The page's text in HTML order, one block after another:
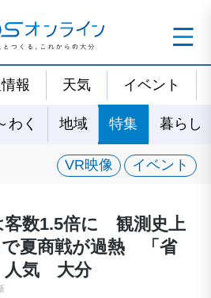
報 天気 イベント
わく 地域 特集 暮らし
VR映像 イベント
客数1.5倍に 観測史上
で夏商戦が過熱 「省
人気 大分